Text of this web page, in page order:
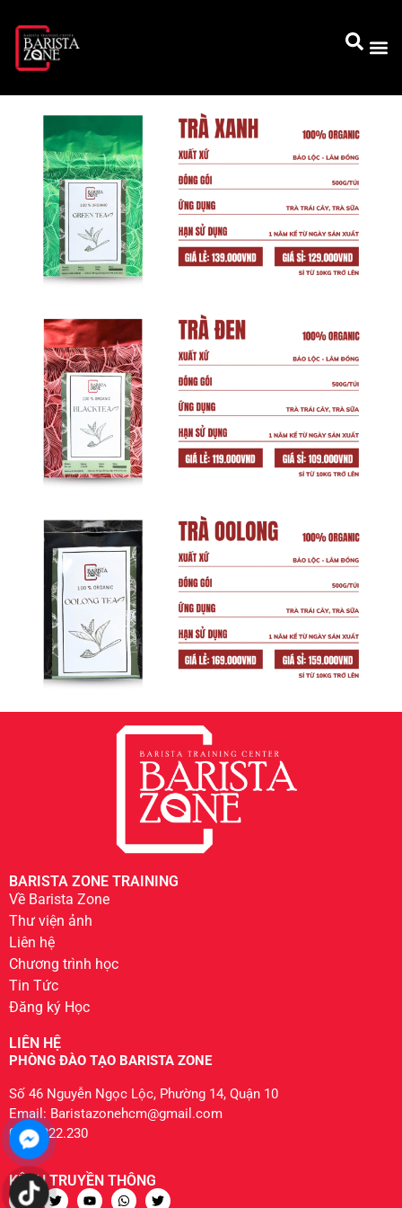
BARISTA ZONE TRAINING
Về Barista Zone
Thư viện ảnh
Liên hệ
Chương trình học
Tin Tức
Đăng ký Học
LIÊN HỆ
PHÒNG ĐÀO TẠO BARISTA ZONE
Số 46 Nguyễn Ngọc Lộc, Phường 14, Quận 10
Email: Baristazonehcm@gmail.com
0904.222.230
KÊNH TRUYỀN THÔNG